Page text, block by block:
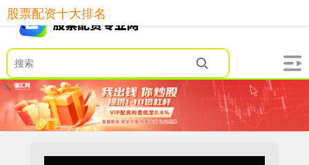
股票配资十大排名